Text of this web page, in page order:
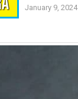
January 9, 2024